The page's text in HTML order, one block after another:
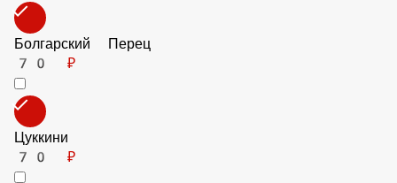
80 ₽